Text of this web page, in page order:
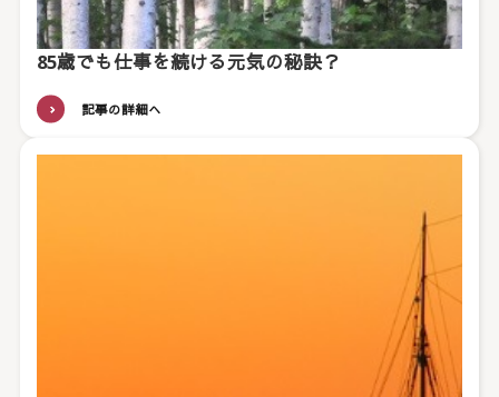
85歳でも仕事を続ける元気の秘訣？
記事の詳細へ